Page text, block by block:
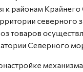
к районам
северного
товаров
Северного